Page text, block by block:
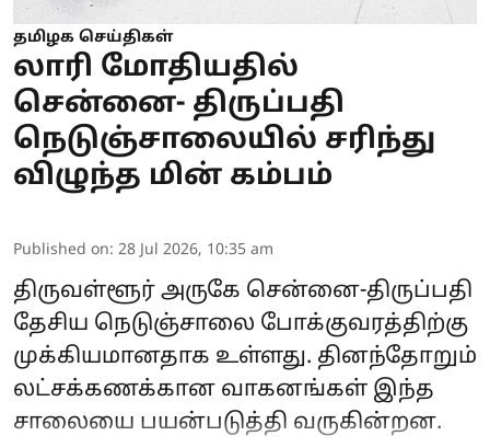
தமிழக செய்திகள்
லாரி மோதியதில்
சென்னை- திருப்பதி
நெடுஞ்சாலையில் சரிந்து
விழுந்த மின் கம்பம்
Published on: 28 Jul 2026, 10:35 am
திருவள்ளூர் அருகே சென்னை-திருப்பதி
தேசிய நெடுஞ்சாலை போக்குவரத்திற்கு
முக்கியமானதாக உள்ளது. தினந்தோறும்
லட்சக்கணக்கான வாகனங்கள் இந்த
சாலையை பயன்படுத்தி வருகின்றன.